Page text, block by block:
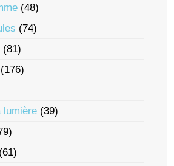
(48)
(74)
(81)
(176)
lumière (39)
(61)